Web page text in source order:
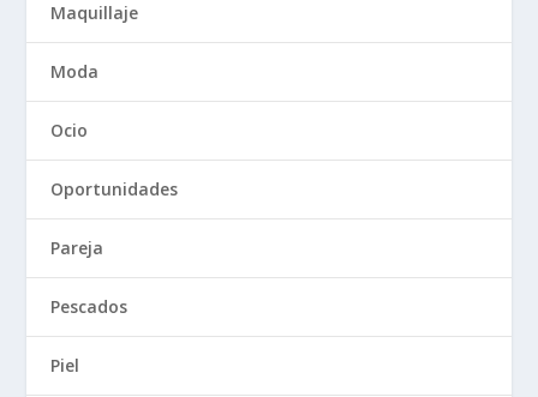
Maquillaje
Moda
Ocio
Oportunidades
Pareja
Pescados
Piel